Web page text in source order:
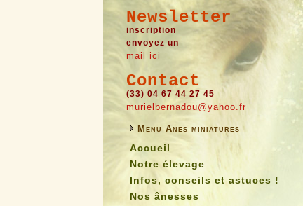
Newsletter
inscription
envoyez un
mail ici
Contact
(33) 04 67 44 27 45
murielbernadou@yahoo.fr
Menu Anes miniatures
Accueil
Notre élevage
Infos, conseils et astuces !
Nos ânesses